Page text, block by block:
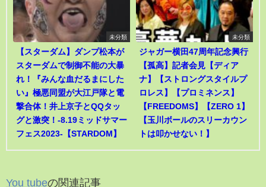
未分類
【スターダム】ダンプ松本が
スターダムで制御不能の大暴
れ！『みんな血だるまにした
い』極悪同盟が大江戸隊と電
撃合体！井上京子とQQタッ
グと激突！-8.19ミッドサマー
フェス2023-【STARDOM】
未分類
ジャガー横田47周年記念興行
【孤高】記者会見【ディア
ナ】【ストロングスタイルプ
ロレス】【プロミネンス】
【FREEDOMS】【ZERO 1】
【玉川ボールのスリーカウン
トは叩かせない！】
You tubeの関連記事